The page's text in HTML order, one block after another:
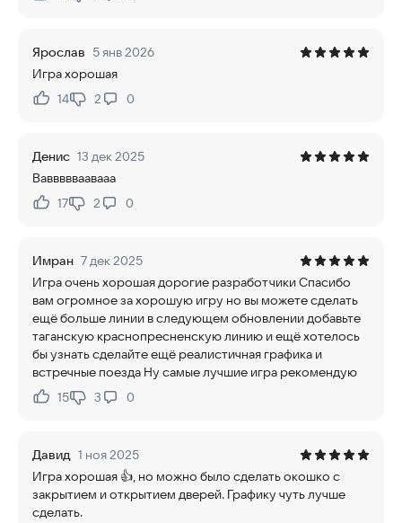
Ярослав 5 янв 2026
Игра хорошая
Нравится:
14Не нравится:
2 0
Денис 13 дек 2025
Ваввввваавааа
Нравится:
17Не нравится:
2 0
Имран 7 дек 2025
Игра очень хорошая дорогие разработчики Спасибо
вам огромное за хорошую игру но вы можете сделать
ещё больше линии в следующем обновлении добавьте
таганскую краснопресненскую линию и ещё хотелось
бы узнать сделайте ещё реалистичная графика и
встречные поезда Ну самые лучшие игра рекомендую
Нравится:
15Не нравится:
3 0
Давид 1 ноя 2025
Игра хорошая 👍, но можно было сделать окошко с
закрытием и открытием дверей. Графику чуть лучше
сделать.